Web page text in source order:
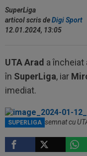
SuperLiga
articol scris deDigi Sport
12.01.2024, 13:05
UTA Arad a încheiat
în SuperLiga, iar
imediat.
SUPERLIGA
Ariel Lopez a semnat cu